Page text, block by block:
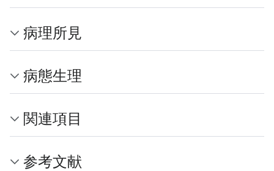
病理所見
病態生理
関連項目
参考文献